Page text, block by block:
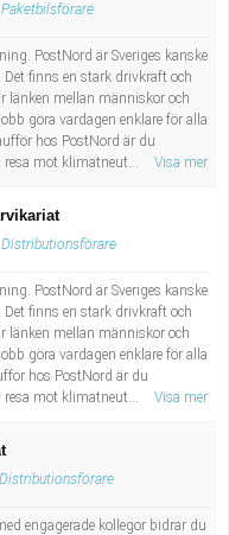
Paketbilsförare
PostNord är Sveriges kanske
finns en stark drivkraft och
länken mellan människor och
göra vardagen enklare för alla
hos PostNord är du
mot klimatneut...
Visa mer
Distributionsförare
PostNord är Sveriges kanske
finns en stark drivkraft och
länken mellan människor och
göra vardagen enklare för alla
hos PostNord är du
mot klimatneut...
Visa mer
Distributionsförare
engagerade kollegor bidrar du